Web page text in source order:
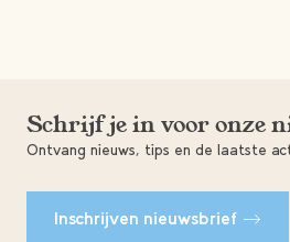
Schrijf je in voor onze
Ontvang nieuws, tips en de laatste
Inschrijven nieuwsbrief